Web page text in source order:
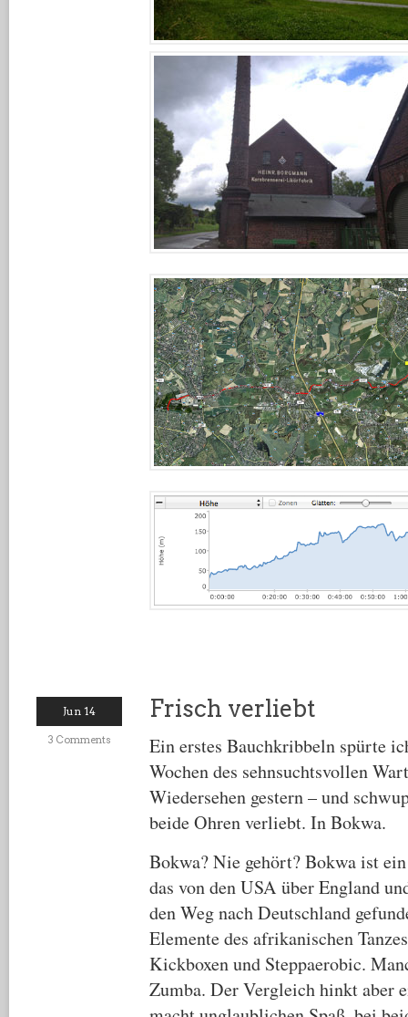
Jun 14
3 Comments
Frisch verliebt
Ein erstes Bauchkribbeln spürte
Wochen des sehnsuchtsvollen
Wiedersehen gestern – und
beide Ohren verliebt. In Bokwa.
Bokwa? Nie gehört? Bokwa ist
das von den USA über England
den Weg nach Deutschland
Elemente des afrikanischen
Kickboxen und Steppaerobic.
Zumba. Der Vergleich hinkt aber